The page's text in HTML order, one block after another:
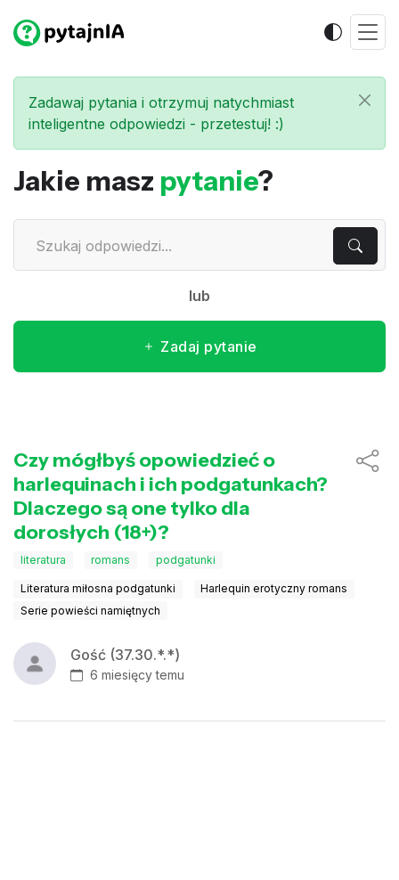
Zadawaj pytania i otrzymuj natychmiast
inteligentne odpowiedzi - przetestuj! :)
Jakie masz pytanie?
lub
Zadaj pytanie
Czy mógłbyś opowiedzieć o
harlequinach i ich podgatunkach?
Dlaczego są one tylko dla
dorosłych (18+)?
literatura romans podgatunki
Literatura miłosna podgatunki
Harlequin erotyczny romans
Serie powieści namiętnych
Gość (37.30.*.*)
6 miesięcy temu